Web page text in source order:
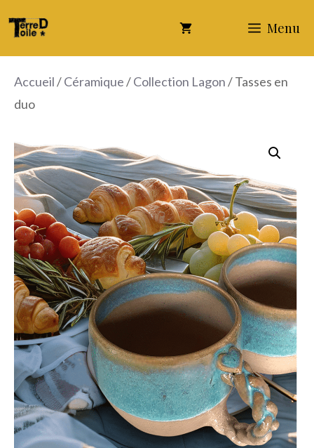
contenu
Menu
Accueil/Céramique/Collection Lagon/ Tasses en
duo